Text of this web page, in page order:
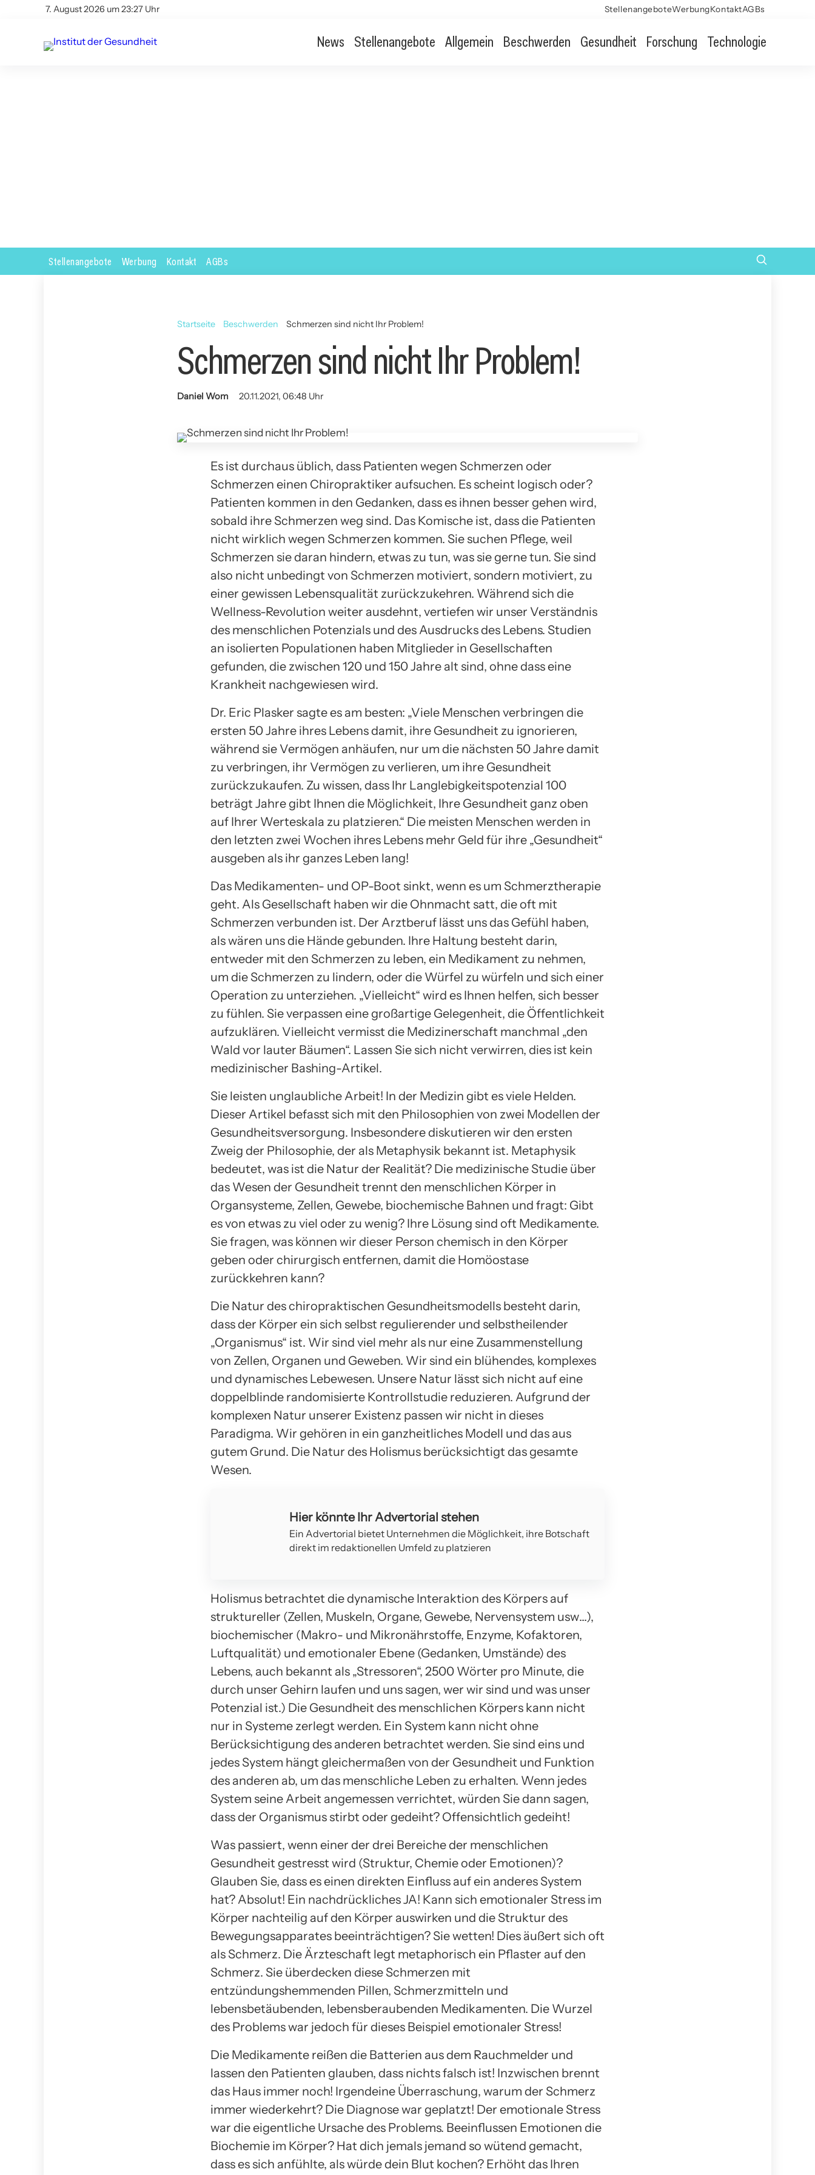
7. August 2026 um 23:27 Uhr StellenangeboteWerbungKontaktAGBs
News Stellenangebote Allgemein Beschwerden Gesundheit Forschung Technologie
Stellenangebote Werbung Kontakt AGBs
Startseite Beschwerden Schmerzen sind nicht Ihr Problem!
Schmerzen sind nicht Ihr Problem!
Daniel Wom 20.11.2021, 06:48 Uhr
Es ist durchaus üblich, dass Patienten wegen Schmerzen oder
Schmerzen einen Chiropraktiker aufsuchen. Es scheint logisch oder?
Patienten kommen in den Gedanken, dass es ihnen besser gehen wird,
sobald ihre Schmerzen weg sind. Das Komische ist, dass die Patienten
nicht wirklich wegen Schmerzen kommen. Sie suchen Pflege, weil
Schmerzen sie daran hindern, etwas zu tun, was sie gerne tun. Sie sind
also nicht unbedingt von Schmerzen motiviert, sondern motiviert, zu
einer gewissen Lebensqualität zurückzukehren. Während sich die
Wellness-Revolution weiter ausdehnt, vertiefen wir unser Verständnis
des menschlichen Potenzials und des Ausdrucks des Lebens. Studien
an isolierten Populationen haben Mitglieder in Gesellschaften
gefunden, die zwischen 120 und 150 Jahre alt sind, ohne dass eine
Krankheit nachgewiesen wird.
Dr. Eric Plasker sagte es am besten: „Viele Menschen verbringen die
ersten 50 Jahre ihres Lebens damit, ihre Gesundheit zu ignorieren,
während sie Vermögen anhäufen, nur um die nächsten 50 Jahre damit
zu verbringen, ihr Vermögen zu verlieren, um ihre Gesundheit
zurückzukaufen. Zu wissen, dass Ihr Langlebigkeitspotenzial 100
beträgt Jahre gibt Ihnen die Möglichkeit, Ihre Gesundheit ganz oben
auf Ihrer Werteskala zu platzieren.“ Die meisten Menschen werden in
den letzten zwei Wochen ihres Lebens mehr Geld für ihre „Gesundheit“
ausgeben als ihr ganzes Leben lang!
Das Medikamenten- und OP-Boot sinkt, wenn es um Schmerztherapie
geht. Als Gesellschaft haben wir die Ohnmacht satt, die oft mit
Schmerzen verbunden ist. Der Arztberuf lässt uns das Gefühl haben,
als wären uns die Hände gebunden. Ihre Haltung besteht darin,
entweder mit den Schmerzen zu leben, ein Medikament zu nehmen,
um die Schmerzen zu lindern, oder die Würfel zu würfeln und sich einer
Operation zu unterziehen. „Vielleicht“ wird es Ihnen helfen, sich besser
zu fühlen. Sie verpassen eine großartige Gelegenheit, die Öffentlichkeit
aufzuklären. Vielleicht vermisst die Medizinerschaft manchmal „den
Wald vor lauter Bäumen“. Lassen Sie sich nicht verwirren, dies ist kein
medizinischer Bashing-Artikel.
Sie leisten unglaubliche Arbeit! In der Medizin gibt es viele Helden.
Dieser Artikel befasst sich mit den Philosophien von zwei Modellen der
Gesundheitsversorgung. Insbesondere diskutieren wir den ersten
Zweig der Philosophie, der als Metaphysik bekannt ist. Metaphysik
bedeutet, was ist die Natur der Realität? Die medizinische Studie über
das Wesen der Gesundheit trennt den menschlichen Körper in
Organsysteme, Zellen, Gewebe, biochemische Bahnen und fragt: Gibt
es von etwas zu viel oder zu wenig? Ihre Lösung sind oft Medikamente.
Sie fragen, was können wir dieser Person chemisch in den Körper
geben oder chirurgisch entfernen, damit die Homöostase
zurückkehren kann?
Die Natur des chiropraktischen Gesundheitsmodells besteht darin,
dass der Körper ein sich selbst regulierender und selbstheilender
„Organismus“ ist. Wir sind viel mehr als nur eine Zusammenstellung
von Zellen, Organen und Geweben. Wir sind ein blühendes, komplexes
und dynamisches Lebewesen. Unsere Natur lässt sich nicht auf eine
doppelblinde randomisierte Kontrollstudie reduzieren. Aufgrund der
komplexen Natur unserer Existenz passen wir nicht in dieses
Paradigma. Wir gehören in ein ganzheitliches Modell und das aus
gutem Grund. Die Natur des Holismus berücksichtigt das gesamte
Wesen.
Hier könnte Ihr Advertorial stehen
Ein Advertorial bietet Unternehmen die Möglichkeit, ihre Botschaft
direkt im redaktionellen Umfeld zu platzieren
Holismus betrachtet die dynamische Interaktion des Körpers auf
struktureller (Zellen, Muskeln, Organe, Gewebe, Nervensystem usw…),
biochemischer (Makro- und Mikronährstoffe, Enzyme, Kofaktoren,
Luftqualität) und emotionaler Ebene (Gedanken, Umstände) des
Lebens, auch bekannt als „Stressoren“, 2500 Wörter pro Minute, die
durch unser Gehirn laufen und uns sagen, wer wir sind und was unser
Potenzial ist.) Die Gesundheit des menschlichen Körpers kann nicht
nur in Systeme zerlegt werden. Ein System kann nicht ohne
Berücksichtigung des anderen betrachtet werden. Sie sind eins und
jedes System hängt gleichermaßen von der Gesundheit und Funktion
des anderen ab, um das menschliche Leben zu erhalten. Wenn jedes
System seine Arbeit angemessen verrichtet, würden Sie dann sagen,
dass der Organismus stirbt oder gedeiht? Offensichtlich gedeiht!
Was passiert, wenn einer der drei Bereiche der menschlichen
Gesundheit gestresst wird (Struktur, Chemie oder Emotionen)?
Glauben Sie, dass es einen direkten Einfluss auf ein anderes System
hat? Absolut! Ein nachdrückliches JA! Kann sich emotionaler Stress im
Körper nachteilig auf den Körper auswirken und die Struktur des
Bewegungsapparates beeinträchtigen? Sie wetten! Dies äußert sich oft
als Schmerz. Die Ärzteschaft legt metaphorisch ein Pflaster auf den
Schmerz. Sie überdecken diese Schmerzen mit
entzündungshemmenden Pillen, Schmerzmitteln und
lebensbetäubenden, lebensberaubenden Medikamenten. Die Wurzel
des Problems war jedoch für dieses Beispiel emotionaler Stress!
Die Medikamente reißen die Batterien aus dem Rauchmelder und
lassen den Patienten glauben, dass nichts falsch ist! Inzwischen brennt
das Haus immer noch! Irgendeine Überraschung, warum der Schmerz
immer wiederkehrt? Die Diagnose war geplatzt! Der emotionale Stress
war die eigentliche Ursache des Problems. Beeinflussen Emotionen die
Biochemie im Körper? Hat dich jemals jemand so wütend gemacht,
dass es sich anfühlte, als würde dein Blut kochen? Erhöht das Ihren